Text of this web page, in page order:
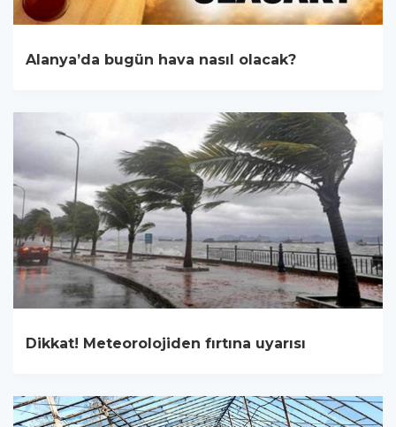
Alanya’da bugün hava nasıl olacak?
Dikkat! Meteorolojiden fırtına uyarısı